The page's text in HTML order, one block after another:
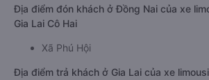
Địa điểm đón khách ở Đồng Nai của xe
Gia Lai Cô Hai
Xã Phú Hội
Địa điểm trả khách ở Gia Lai của xe